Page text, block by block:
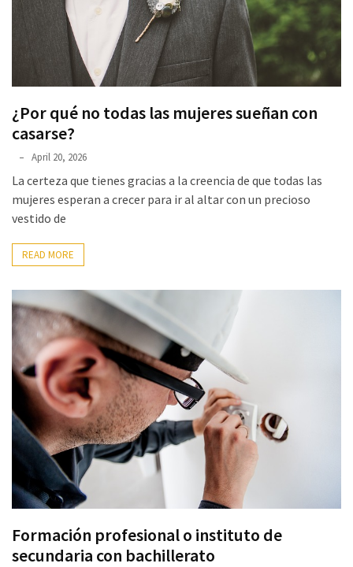
asesino
Para
que
nos
mayor
tiempo
posible
Incluso
pocos
minutos
son
suficientesVivimos
Afición
explorar
MOST
USED
CATEGORIES
No
¿Por qué no todas las mujeres sueñan con
casarse?
April 20, 2026
La certeza que tienes gracias a la creencia de que todas las
mujeres esperan a crecer para ir al altar con un precioso
vestido de
READ MORE
Formación profesional o instituto de
secundaria con bachillerato